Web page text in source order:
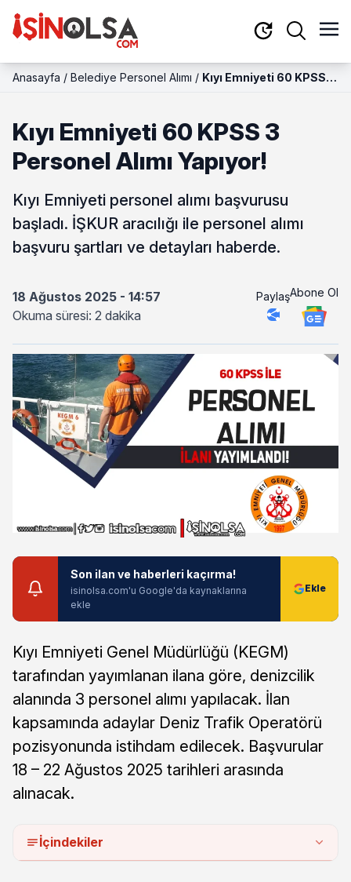
Anasayfa / Belediye Personel Alımı / Kıyı Emniyeti 60 KPSS 3
Kıyı Emniyeti 60 KPSS 3
Personel Alımı Yapıyor!
Kıyı Emniyeti personel alımı başvurusu
başladı. İŞKUR aracılığı ile personel alımı
başvuru şartları ve detayları haberde.
18 Ağustos 2025 - 14:57
Okuma süresi: 2 dakika
PaylaşAbone Ol
Son ilan ve haberleri kaçırma!
isinolsa.com'u Google'da kaynaklarına
ekle
Kıyı Emniyeti Genel Müdürlüğü (KEGM)
tarafından yayımlanan ilana göre, denizcilik
alanında 3 personel alımı yapılacak. İlan
kapsamında adaylar Deniz Trafik Operatörü
pozisyonunda istihdam edilecek. Başvurular
18 – 22 Ağustos 2025 tarihleri arasında
alınacak.
İçindekiler